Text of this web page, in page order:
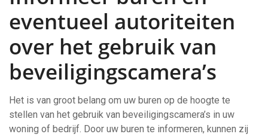
eventueel autoriteiten
over het gebruik van
beveiligingscamera’s
Het is van groot belang om uw buren op de hoogte te
stellen van het gebruik van beveiligingscamera’s in uw
woning of bedrijf. Door uw buren te informeren, kunnen zij